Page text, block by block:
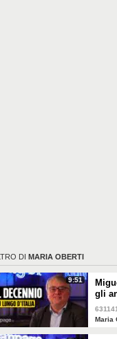
DI MARIA OBERTI
9:51
gli
stato
ha
631141
Maria